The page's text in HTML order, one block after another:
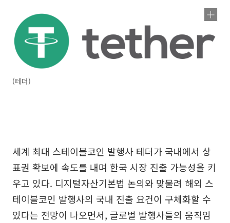
(테더)
세계 최대 스테이블코인 발행사 테더가 국내에서 상
표권 확보에 속도를 내며 한국 시장 진출 가능성을 키
우고 있다. 디지털자산기본법 논의와 맞물려 해외 스
테이블코인 발행사의 국내 진출 요건이 구체화할 수
있다는 전망이 나오면서, 글로벌 발행사들의 움직임